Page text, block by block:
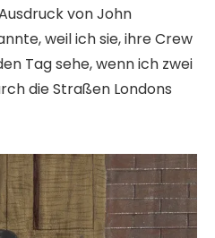
von John
weil ich sie, ihre Crew
Tag sehe, wenn ich zwei
die Straßen Londons